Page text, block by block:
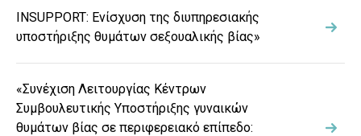
INSUPPORT: Ενίσχυση της διυπηρεσιακής
υποστήριξης θυμάτων σεξουαλικής βίας»
«Συνέχιση Λειτουργίας Κέντρων
Συμβουλευτικής Υποστήριξης γυναικών
θυμάτων βίας σε περιφερειακό επίπεδο: